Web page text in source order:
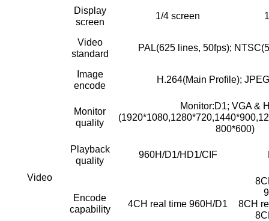
Display
screen
1/4 screen
Video
Video
standard
PAL(625 lines, 50fps);
Image
encode
H.264(Main Profile);
Monitor
quality
Monitor:D1; VGA &
800*600)
Playback
quality
960H/D1/HD1/CIF
Encode
capability
4CH real time 960H/D1
8CH